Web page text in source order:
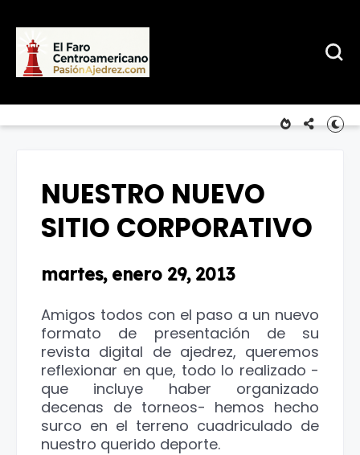
NUESTRO NUEVO
SITIO CORPORATIVO
martes, enero 29, 2013
Amigos todos con el paso a un nuevo
formato de presentación de su
revista digital de ajedrez, queremos
reflexionar en que, todo lo realizado -
que incluye haber organizado
decenas de torneos- hemos hecho
surco en el terreno cuadriculado de
nuestro querido deporte.